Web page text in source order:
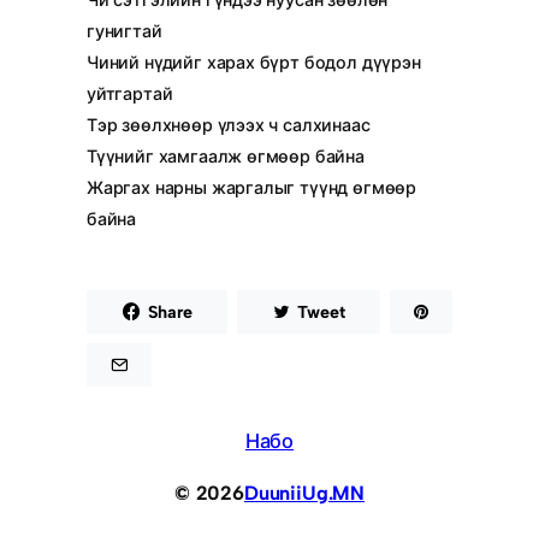
гунигтай
Чиний нүдийг харах бүрт бодол дүүрэн
уйтгартай
Тэр зөөлхнөөр үлээх ч салхинаас
Түүнийг хамгаалж өгмөөр байна
Жаргах нарны жаргалыг түүнд өгмөөр
байна
Share Tweet
Набо
© 2026DuuniiUg.MN